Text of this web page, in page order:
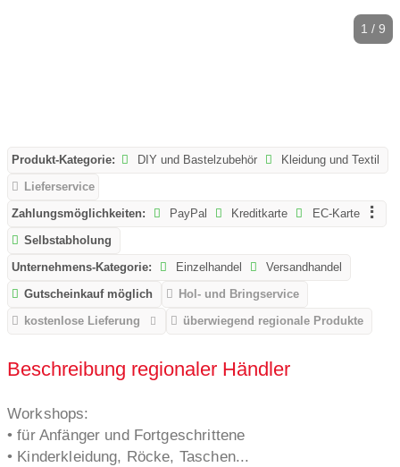
1 / 9
Produkt-Kategorie: DIY und Bastelzubehör
Kleidung und Textil
Lieferservice
Zahlungsmöglichkeiten:
PayPal Kreditkarte
EC-Karte
Selbstabholung
Unternehmens-Kategorie:
Einzelhandel
Versandhandel
Gutscheinkauf möglich
Hol- und Bringservice
kostenlose Lieferung
überwiegend regionale Produkte
Beschreibung regionaler Händler
Workshops:
• für Anfänger und Fortgeschrittene
• Kinderkleidung, Röcke, Taschen...